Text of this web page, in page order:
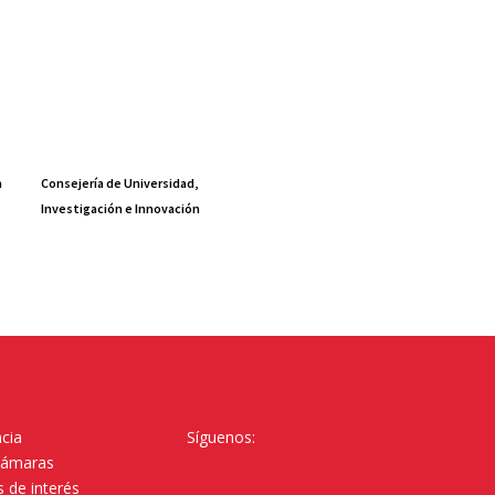
Consejería de Universidad,
Investigación e Innovación
de interés
Síguenos: